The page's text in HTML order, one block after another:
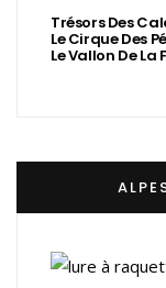
Trésors Des
Le Cirque Des
Le Vallon De La